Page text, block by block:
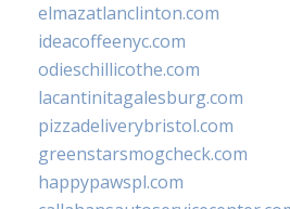
elmazatlanclinton.com
ideacoffeenyc.com
odieschillicothe.com
lacantinitagalesburg.com
pizzadeliverybristol.com
greenstarsmogcheck.com
happypawspl.com